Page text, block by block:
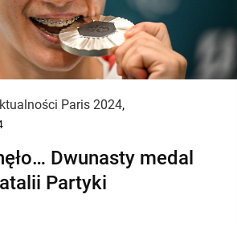
Paris 2024,
Dwunasty medal
Partyki